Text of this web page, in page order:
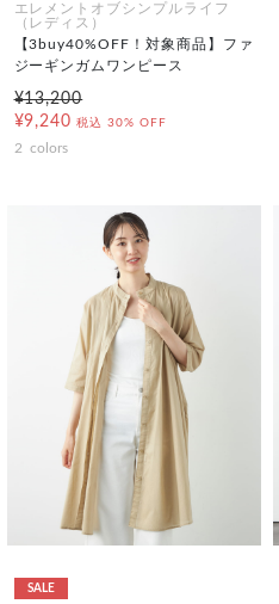
エレメントオブシンプルライフ
（レディス）
【3buy40%OFF！対象商品】ファ
ジーギンガムワンピース
¥13,200
¥9,240 税込 30% OFF
2 colors
SALE